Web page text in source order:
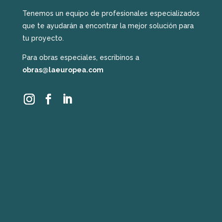
Tenemos un equipo de profesionales especializados
que te ayudarán a encontrar la mejor solución para
tu proyecto.
Para obras especiales, escribinos a
obras@laeuropea.com